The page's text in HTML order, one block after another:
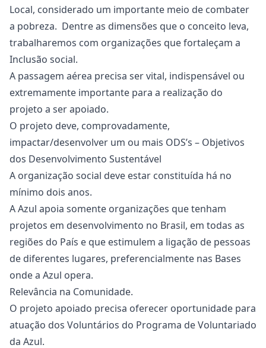
Local, considerado um importante meio de combater
a pobreza. Dentre as dimensões que o conceito leva,
trabalharemos com organizações que fortaleçam a
Inclusão social.
A passagem aérea precisa ser vital, indispensável ou
extremamente importante para a realização do
projeto a ser apoiado.
O projeto deve, comprovadamente,
impactar/desenvolver um ou mais ODS’s – Objetivos
dos Desenvolvimento Sustentável
A organização social deve estar constituída há no
mínimo dois anos.
A Azul apoia somente organizações que tenham
projetos em desenvolvimento no Brasil, em todas as
regiões do País e que estimulem a ligação de pessoas
de diferentes lugares, preferencialmente nas Bases
onde a Azul opera.
Relevância na Comunidade.
O projeto apoiado precisa oferecer oportunidade para
atuação dos Voluntários do Programa de Voluntariado
da Azul.